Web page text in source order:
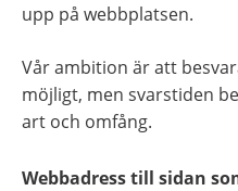
upp på webbplatsen.
Vår ambition är att
möjligt, men svarstiden
art och omfång.
Webbadress till sidan